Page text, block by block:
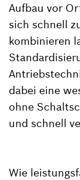
Aufbau vor
sich schnell
kombinieren
dabei eine
ohne
und schnell
Wie